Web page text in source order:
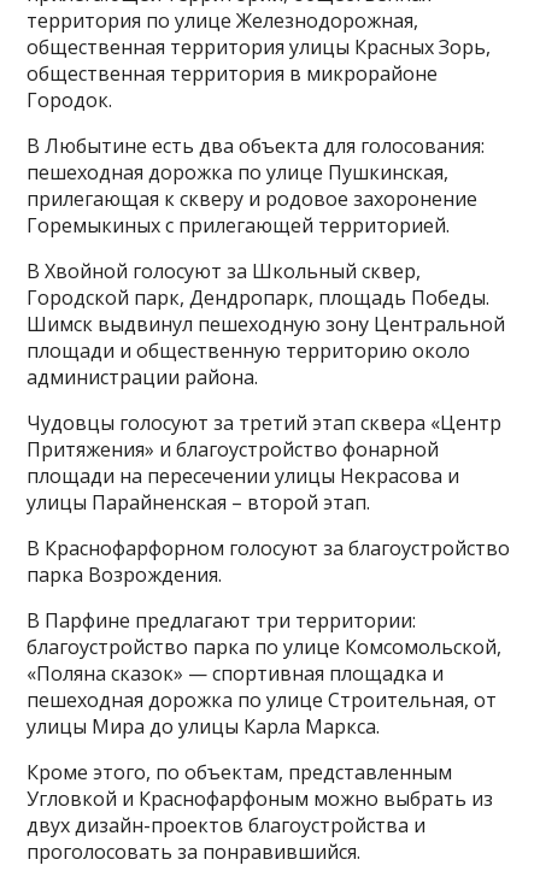
территория по улице Железнодорожная,
общественная территория улицы Красных Зорь,
общественная территория в микрорайоне
Городок.
В Любытине есть два объекта для голосования:
пешеходная дорожка по улице Пушкинская,
прилегающая к скверу и родовое захоронение
Горемыкиных с прилегающей территорией.
В Хвойной голосуют за Школьный сквер,
Городской парк, Дендропарк, площадь Победы.
Шимск выдвинул пешеходную зону Центральной
площади и общественную территорию около
администрации района.
Чудовцы голосуют за третий этап сквера «Центр
Притяжения» и благоустройство фонарной
площади на пересечении улицы Некрасова и
улицы Парайненская – второй этап.
В Краснофарфорном голосуют за благоустройство
парка Возрождения.
В Парфине предлагают три территории:
благоустройство парка по улице Комсомольской,
«Поляна сказок» — спортивная площадка и
пешеходная дорожка по улице Строительная, от
улицы Мира до улицы Карла Маркса.
Кроме этого, по объектам, представленным
Угловкой и Краснофарфоным можно выбрать из
двух дизайн-проектов благоустройства и
проголосовать за понравившийся.